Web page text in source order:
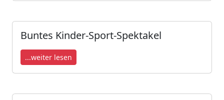
Buntes Kinder-Sport-Spektakel
...weiter lesen